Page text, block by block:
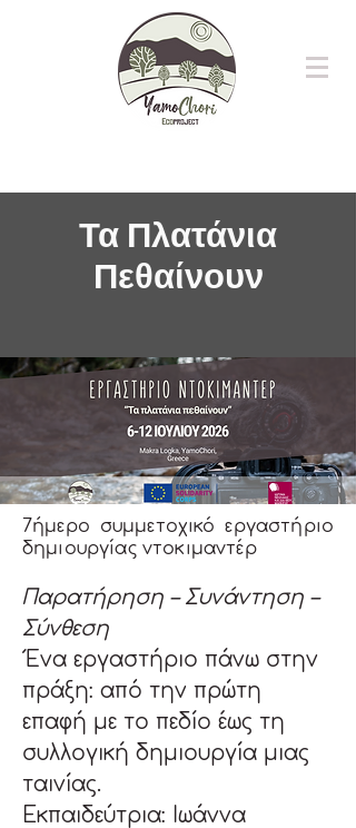
Τα Πλατάνια
Πεθαίνουν
7ήμερο συμμετοχικό εργαστήριο
δημιουργίας ντοκιμαντέρ
Παρατήρηση – Συνάντηση –
Σύνθεση
Ένα εργαστήριο πάνω στην
πράξη: από την πρώτη
επαφή με το πεδίο έως τη
συλλογική δημιουργία μιας
ταινίας.
Εκπαιδεύτρια: Ιωάννα